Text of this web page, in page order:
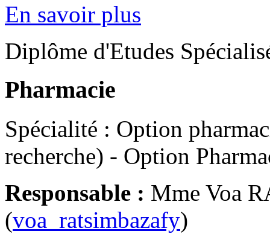
En savoir plus
Diplôme d'Etudes
Pharmacie
Spécialité : Option
recherche) - Option
Responsable : Mme Voa
(voa_ratsimbazafy)